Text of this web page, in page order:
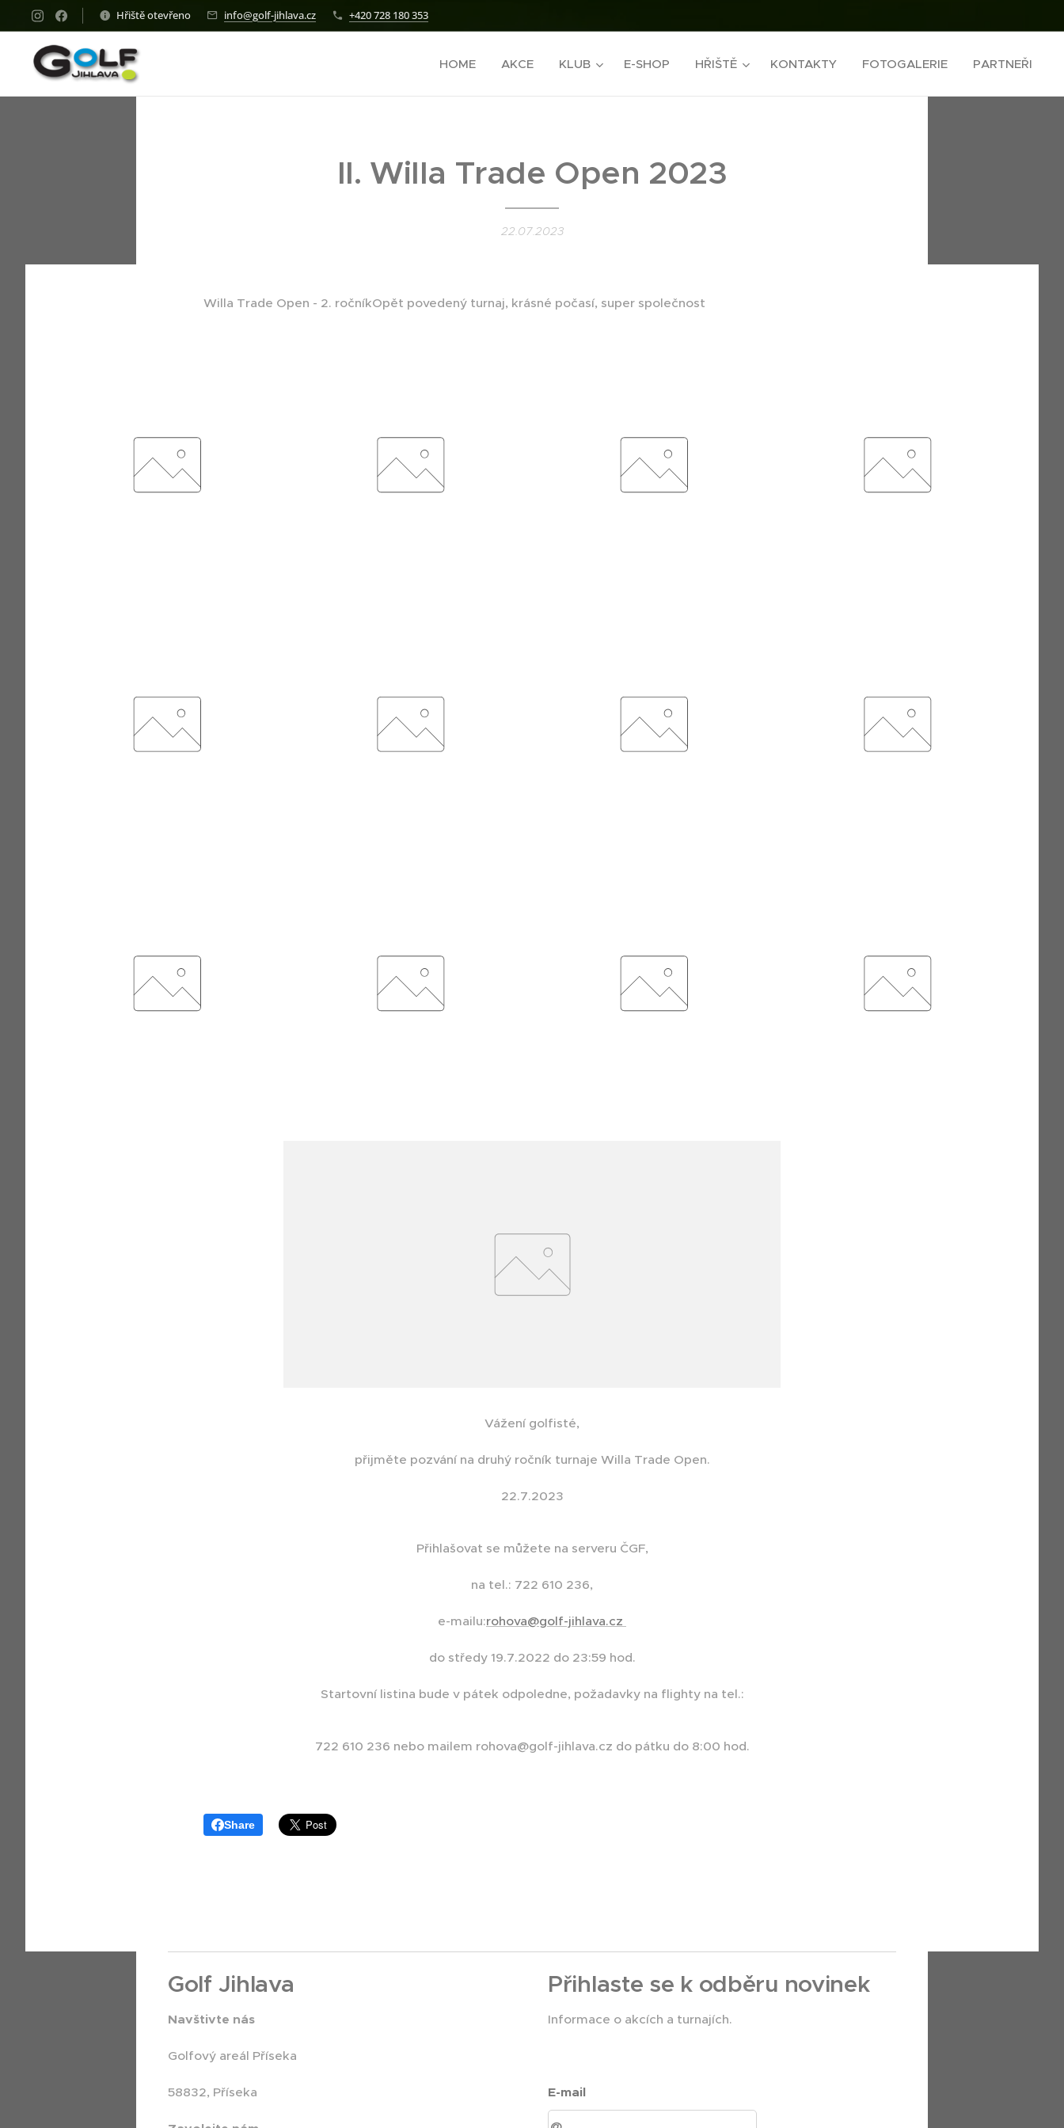
Hřiště otevřeno info@golf-jihlava.cz +420 728 180 353
HOME AKCE KLUB E-SHOP HŘIŠTĚ KONTAKTY FOTOGALERIE PARTNEŘI
II. Willa Trade Open 2023
22.07.2023
Willa Trade Open - 2. ročníkOpět povedený turnaj, krásné počasí, super společnost
Vážení golfisté,
přijměte pozvání na druhý ročník turnaje Willa Trade Open.
22.7.2023
Přihlašovat se můžete na serveru ČGF,
na tel.: 722 610 236,
e-mailu:rohova@golf-jihlava.cz
do středy 19.7.2022 do 23:59 hod.
Startovní listina bude v pátek odpoledne, požadavky na flighty na tel.:
722 610 236 nebo mailem rohova@golf-jihlava.cz do pátku do 8:00 hod.
Share
Golf Jihlava
Navštivte nás
Golfový areál Příseka
58832, Příseka
Přihlaste se k odběru novinek
Informace o akcích a turnajích.
E-mail